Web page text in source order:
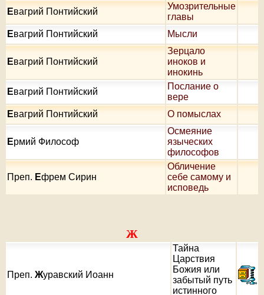
Евагрий Понтийский
Умозрительные
главы
Евагрий Понтийский Мысли
Евагрий Понтийский
Зерцало
иноков и
инокинь
Евагрий Понтийский
Послание о
вере
Евагрий Понтийский О помыслах
Ермий Философ
Осмеяние
языческих
философов
Преп. Ефрем Сирин
Обличение
себе самому и
исповедь
Ж
Преп. Журавский Иоанн
Тайна
Царствия
Божия или
забытый путь
истинного